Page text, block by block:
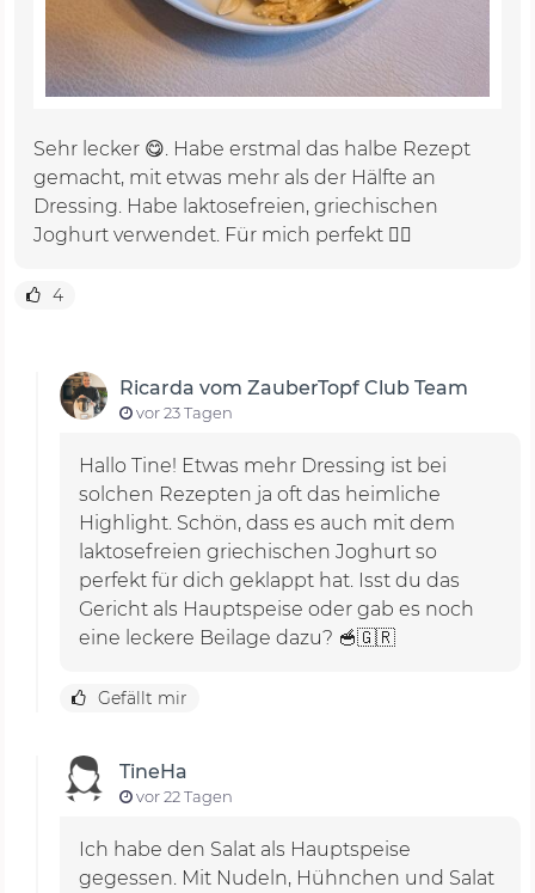
Sehr lecker 😋. Habe erstmal das halbe Rezept
gemacht, mit etwas mehr als der Hälfte an
Dressing. Habe laktosefreien, griechischen
Joghurt verwendet. Für mich perfekt 👍🏽
4
Ricarda vom ZauberTopf Club Team
vor 23 Tagen
Hallo Tine! Etwas mehr Dressing ist bei
solchen Rezepten ja oft das heimliche
Highlight. Schön, dass es auch mit dem
laktosefreien griechischen Joghurt so
perfekt für dich geklappt hat. Isst du das
Gericht als Hauptspeise oder gab es noch
eine leckere Beilage dazu? 🥣🇬🇷
Gefällt mir
TineHa
vor 22 Tagen
Ich habe den Salat als Hauptspeise
gegessen. Mit Nudeln, Hühnchen und Salat